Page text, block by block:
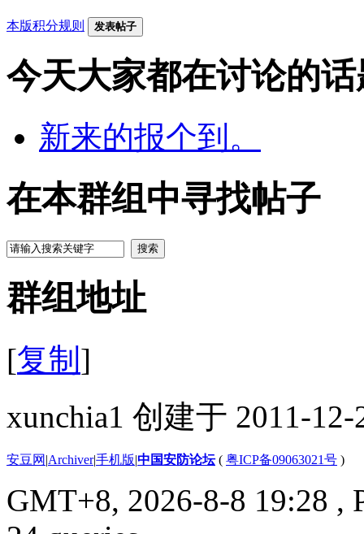
本版积分规则 发表帖子
今天大家都在讨论的话
新来的报个到。
在本群组中寻找帖子
搜索
群组地址
[复制 ]
xunchia1 创建于 2011-12-
安豆网 |Archiver|手机版|中国安防论坛( 粤ICP备09063021号 )
GMT+8, 2026-8-8 19:28 ,